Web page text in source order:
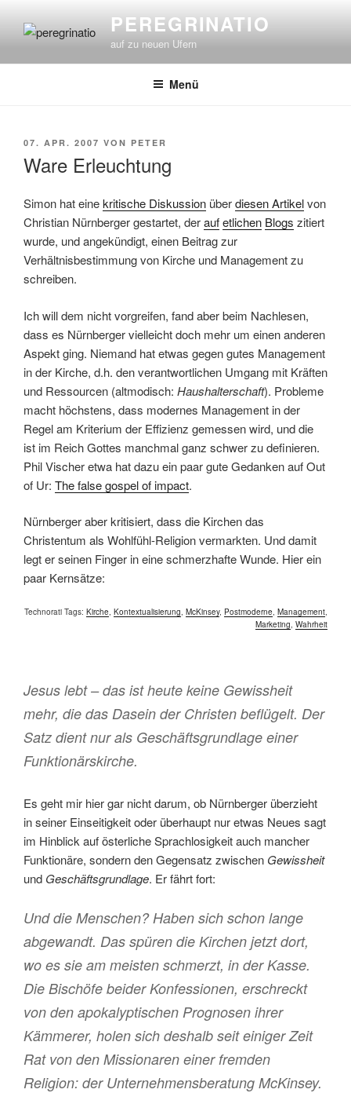
Inhalt
PEREGRINATIO
auf zu neuen Ufern
Menü
VERÖFFENTLICHT
07. APR. 2007 VON PETER
Ware Erleuchtung
Simon hat einekritische Diskussion überdiesen Artikelvon
Christian Nürnberger gestartet, deraufetlichen Blogs zitiert
wurde, und angekündigt, einen Beitrag zur
Verhältnisbestimmung von Kirche und Management zu
schreiben.
Ich will dem nicht vorgreifen, fand aber beim Nachlesen,
dass es Nürnberger vielleicht doch mehr um einen anderen
Aspekt ging. Niemand hat etwas gegen gutes Management
in der Kirche, d.h. den verantwortlichen Umgang mit Kräften
und Ressourcen (altmodisch: Haushalterschaft). Probleme
macht höchstens, dass modernes Management in der
Regel am Kriterium der Effizienz gemessen wird, und die
ist im Reich Gottes manchmal ganz schwer zu definieren.
Phil Vischer etwa hat dazu ein paar gute Gedanken auf Out
of Ur: The false gospel of impact.
Nürnberger aber kritisiert, dass die Kirchen das
Christentum als Wohlfühl-Religion vermarkten. Und damit
legt er seinen Finger in eine schmerzhafte Wunde. Hier ein
paar Kernsätze:
Technorati Tags: Kirche Kontextualisierung McKinsey, Postmoderne Management
Marketing Wahrheit
Jesus lebt – das ist heute keine Gewissheit
mehr, die das Dasein der Christen beflügelt. Der
Satz dient nur als Geschäftsgrundlage einer
Funktionärskirche.
Es geht mir hier gar nicht darum, ob Nürnberger überzieht
in seiner Einseitigkeit oder überhaupt nur etwas Neues sagt
im Hinblick auf österliche Sprachlosigkeit auch mancher
Funktionäre, sondern den Gegensatz zwischen Gewissheit
und Geschäftsgrundlage. Er fährt fort:
Und die Menschen? Haben sich schon lange
abgewandt. Das spüren die Kirchen jetzt dort,
wo es sie am meisten schmerzt, in der Kasse.
Die Bischöfe beider Konfessionen, erschreckt
von den apokalyptischen Prognosen ihrer
Kämmerer, holen sich deshalb seit einiger Zeit
Rat von den Missionaren einer fremden
Religion: der Unternehmensberatung McKinsey.